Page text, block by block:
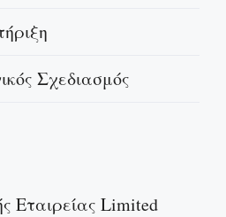
Σχεδιασμός
Εταιρείας Limited